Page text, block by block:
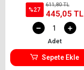
%27
611,80 TL
445,05 TL
Adet
Sepete Ekle